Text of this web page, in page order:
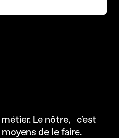
Le nôtre, c’est
de le faire.